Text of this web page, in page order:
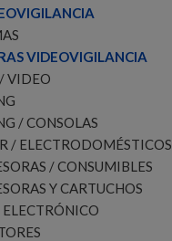
VIDEOVIGILANCIA
VIDEO
/ CONSOLAS
/ ELECTRODOMÉSTICOS
/ CONSUMIBLES
Y CARTUCHOS